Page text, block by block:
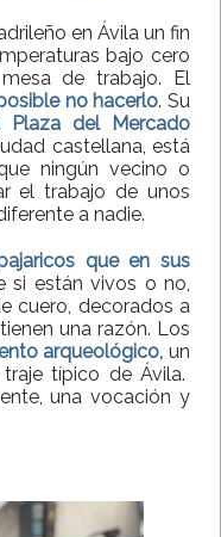
en Ávila un fin
bajo cero
de trabajo. El
no hacerlo. Su
Plaza del Mercado
castellana, está
ningún vecino o
el trabajo de unos
a nadie.
que en sus
si están vivos o no,
cuero, decorados a
una razón. Los
arqueológico, un
típico de Ávila.
una vocación y